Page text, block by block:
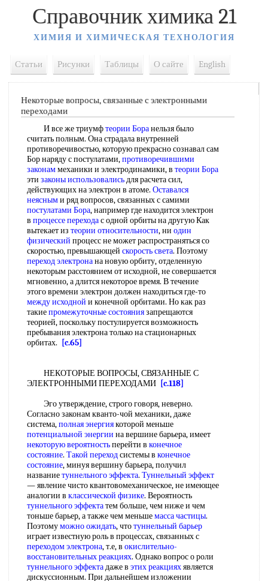
Справочник химика 21
ХИМИЯ И ХИМИЧЕСКАЯ ТЕХНОЛОГИЯ
Статьи Рисунки Таблицы О сайте English
Некоторые вопросы, связанные с электронными
переходами
И все же триумфтеории Боранельзя было
считать полным. Она страдала внутренней
противоречивостью, которую прекрасно сознавал сам
Бор наряду с постулатами,противоречившими
законаммеханики и электродинамики, в теории Бора
эти законы использовалисьдля расчета сил,
действующих на электрон в атоме. Оставался
неясными ряд вопросов, связанных с самими
постулатами Бора, например где находится электрон
в процессе переходас одной орбиты на другую Как
вытекает из теории относительности, ни один
физический процесс не может распространяться со
скоростью, превышающей скорость света. Поэтому
переход электронана новую орбиту, отделенную
некоторым расстоянием от исходной, не совершается
мгновенно, а длится некоторое время. В течение
этого времени электрон должен находиться где-то
между исходной и конечной орбитами. Но как раз
такиепромежуточные состояниязапрещаются
теорией, поскольку постулируется возможность
пребывания электрона только на стационарных
орбитах.
[c.65]
НЕКОТОРЫЕ ВОПРОСЫ, СВЯЗАННЫЕ С
ЭЛЕКТРОННЫМИ ПЕРЕХОДАМИ [c.118]
Эго утверждение, строго говоря, неверно.
Согласно законам кванто-чой механики, даже
система,полная энергиякоторой меньше
потенциальной энергии на вершине барьера, имеет
некоторую вероятностьперейти в конечное
состояние. Такой переходсистемы в конечное
состояние, минуя вершину барьера, получил
названиетуннельного эффекта. Туннельный эффект
— явление чисто квантовомеханическое, не имеющее
аналогии в классической физике. Вероятность
туннельного эффектатем больше, чем ниже и чем
тоньше барьер, а также чем меньшемасса частицы.
Поэтомуможно ожидать, чтотуннельный барьер
играет известную роль в процессах, связанных с
переходом электрона, т.е, в окислительно-
восстановительных реакциях. Однако вопрос о роли
туннельного эффектадаже в этих реакцияхявляется
дискуссионным. При дальнейшем изложении